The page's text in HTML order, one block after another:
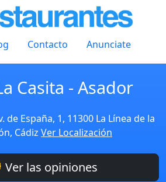
Contacto Anunciate
Casita - Asador
de España, 1, 11300 La Línea de la
Cádiz Ver Localización
las opiniones